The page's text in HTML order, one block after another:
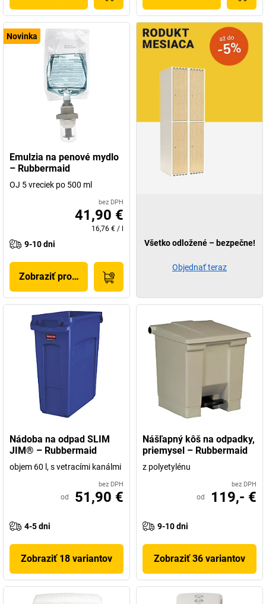
Novinka
Emulzia na penové mydlo
– Rubbermaid
OJ 5 vreciek po 500 ml
bez DPH
41,90 €
16,76 € /
9-10 dni
Zobraziť produkt
Nádoba na odpad SLIM
JIM® – Rubbermaid
objem 60 l, s vetracími kanálmi
bez DPH
od 51,90 €
4-5 dni
Zobraziť 18 variantov
Nášľapný kôš na odpadky,
priemysel – Rubbermaid
z polyetylénu
bez DPH
od 119,- €
9-10 dni
Zobraziť 36 variantov
Všetko odložené – bezpečne!
Objednať teraz